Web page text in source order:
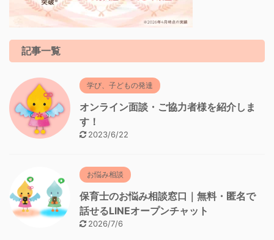
記事一覧
学び、子どもの発達
オンライン面談・ご協力者様を紹介しま
す！
2023/6/22
お悩み相談
保育士のお悩み相談窓口｜無料・匿名で
話せるLINEオープンチャット
2026/7/6